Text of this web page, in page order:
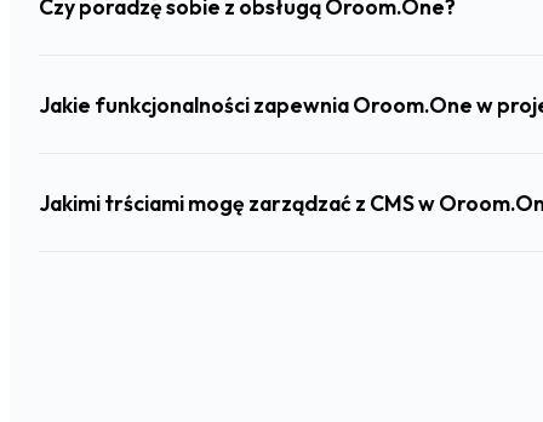
Czy poradzę sobie z obsługą Oroom.One?
Jakie funkcjonalności zapewnia Oroom.One w
Jakimi trściami mogę zarządzać z CMS w